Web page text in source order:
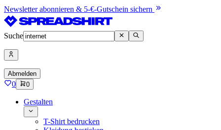
Newsletter abonnieren & 5-€-Gutschein sichern
Suche
Abmelden
0 0
Gestalten
T-Shirt bedrucken